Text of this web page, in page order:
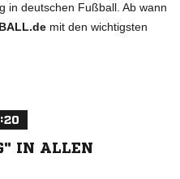
in deutschen Fußball. Ab wann
mit den wichtigsten
IN ALLEN